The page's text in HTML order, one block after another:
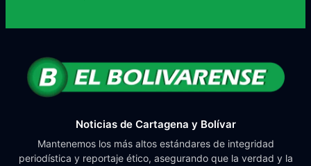
Noticias de Cartagena y Bolívar
Mantenemos los más altos estándares de integridad
periodística y reportaje ético, asegurando que la verdad y la